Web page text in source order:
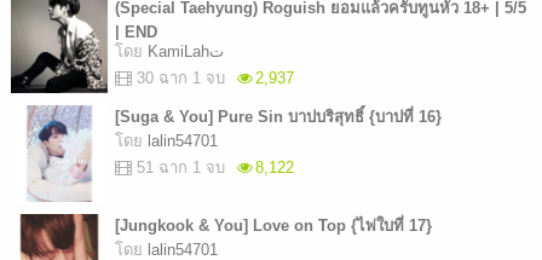
(Special Taehyung) Roguish ยอมแล้วครับทูนหัว 18+ | 5/5
| END
โดย
KamiLahت
30 ฉาก 1 จบ
2,937
[Suga & You] Pure Sin บาปบริสุทธิ์ {บาปที่ 16}
โดย lalin54701
51 ฉาก 1 จบ
8,122
[Jungkook & You] Love on Top {ไพ่ใบที่ 17}
โดย lalin54701